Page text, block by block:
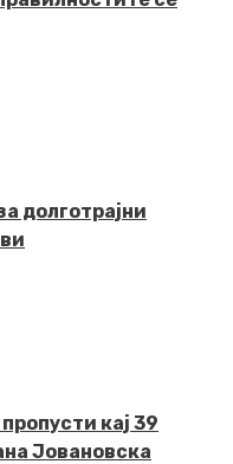
долготрајни
кај 39
Јовановска